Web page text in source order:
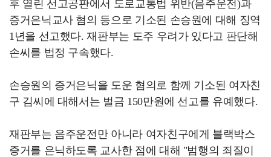
후 열린 선고공판에서 도로교통법 위반(음주운전)과
증거은닉교사 혐의 등으로 기소된 손승원에 대해 징역
1년을 선고했다. 재판부는 도주 우려가 있다고 판단해
손씨를 법정 구속했다.
손승원의 증거은닉을 도운 혐의로 함께 기소된 여자친
구 김씨에 대해서는 벌금 150만원에 선고를 유예했다.
재판부는 음주운전만 아니라 여자친구에게 블랙박스
증거를 은닉하도록 교사한 점에 대해 "범행의 죄질이